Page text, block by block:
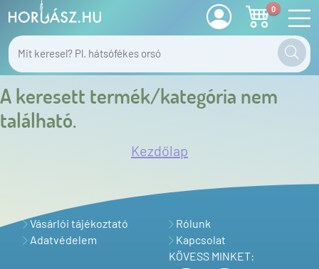
0
A keresett termék/kategória nem
található.
Kezdőlap
Vásárlói tájékoztató
Adatvédelem
Rólunk
Kapcsolat
KÖVESS MINKET: